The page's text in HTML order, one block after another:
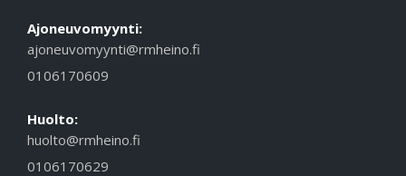
Ajoneuvomyynti:
ajoneuvomyynti@rmheino.fi
0106170609
Huolto:
huolto@rmheino.fi
0106170629